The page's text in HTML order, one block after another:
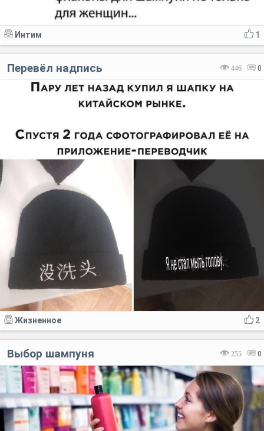
1
Интим
446 0
Перевёл надпись
2
Жизненное
255 0
Выбор шампуня